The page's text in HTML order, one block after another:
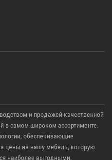
и продажей качественной
в самом широком ассортименте.
обеспечивающие
цены на нашу мебель, которую
наиболее выгодными.